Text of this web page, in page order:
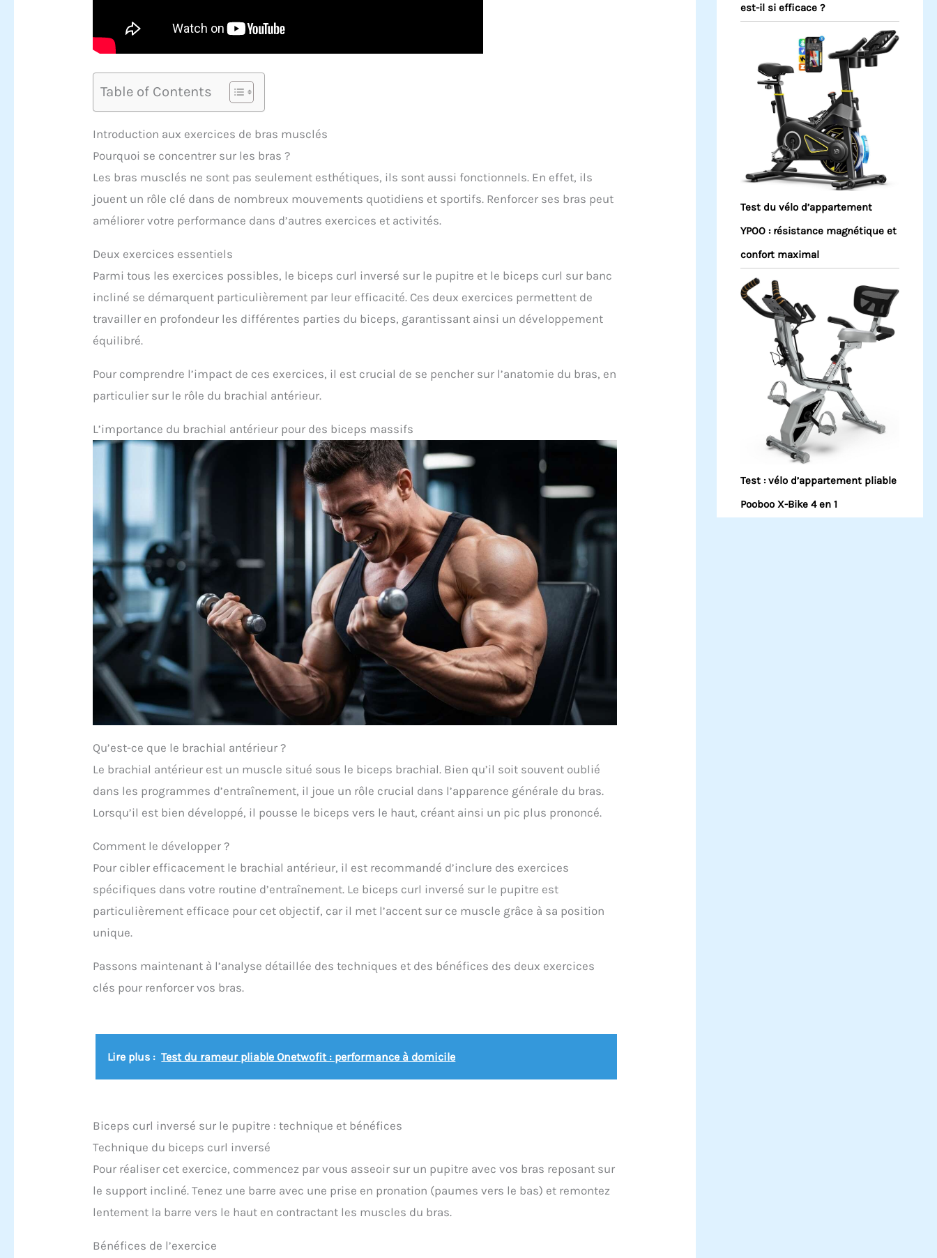
Table of Contents
Introduction aux exercices de bras musclés
Pourquoi se concentrer sur les bras ?
Les bras musclés ne sont pas seulement esthétiques, ils sont aussi fonctionnels. En effet, ils
jouent un rôle clé dans de nombreux mouvements quotidiens et sportifs. Renforcer ses bras peut
améliorer votre performance dans d’autres exercices et activités.
Deux exercices essentiels
Parmi tous les exercices possibles, le biceps curl inversé sur le pupitre et le biceps curl sur banc
incliné se démarquent particulièrement par leur efficacité. Ces deux exercices permettent de
travailler en profondeur les différentes parties du biceps, garantissant ainsi un développement
équilibré.
Pour comprendre l’impact de ces exercices, il est crucial de se pencher sur l’anatomie du bras, en
particulier sur le rôle du brachial antérieur.
L’importance du brachial antérieur pour des biceps massifs
Qu’est-ce que le brachial antérieur ?
Le brachial antérieur est un muscle situé sous le biceps brachial. Bien qu’il soit souvent oublié
dans les programmes d’entraînement, il joue un rôle crucial dans l’apparence générale du bras.
Lorsqu’il est bien développé, il pousse le biceps vers le haut, créant ainsi un pic plus prononcé.
Comment le développer ?
Pour cibler efficacement le brachial antérieur, il est recommandé d’inclure des exercices
spécifiques dans votre routine d’entraînement. Le biceps curl inversé sur le pupitre est
particulièrement efficace pour cet objectif, car il met l’accent sur ce muscle grâce à sa position
unique.
Passons maintenant à l’analyse détaillée des techniques et des bénéfices des deux exercices
clés pour renforcer vos bras.
Lire plus : Test du rameur pliable Onetwofit : performance à domicile
Biceps curl inversé sur le pupitre : technique et bénéfices
Technique du biceps curl inversé
Pour réaliser cet exercice, commencez par vous asseoir sur un pupitre avec vos bras reposant sur
le support incliné. Tenez une barre avec une prise en pronation (paumes vers le bas) et remontez
lentement la barre vers le haut en contractant les muscles du bras.
Bénéfices de l’exercice
est-il si efficace ?
Test du vélo d’appartement
YPOO : résistance magnétique et
confort maximal
Test : vélo d’appartement pliable
Pooboo X-Bike 4 en 1